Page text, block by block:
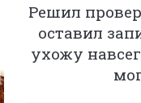
Решил
оставил
ухожу